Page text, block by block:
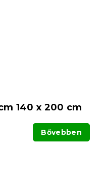
140 x 200 cm
Bővebben